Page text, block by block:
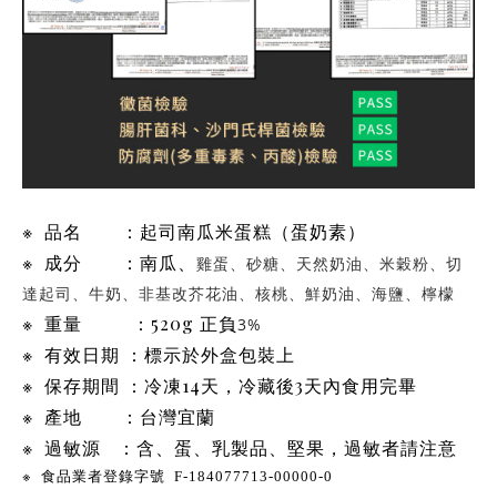
※ 品名 ：起司南瓜米蛋糕（蛋奶素）
※ 成分 ： 南瓜、 雞蛋、砂糖、天然奶油、米穀粉、切
達起司、牛奶、非基改芥花油、核桃、鮮奶油、海鹽、檸檬
※ 重量 ： 520g 正負3%
※ 有效日期 ：標示於外盒包裝上
※ 保存期間 ：冷凍14天，冷藏後3天內食用完畢
※ 產地 ：台灣宜蘭
※ 過敏源 ：含 、蛋、乳製品、堅果，過敏者請注意
※ 食品業者登錄字號 F-184077713-00000-0